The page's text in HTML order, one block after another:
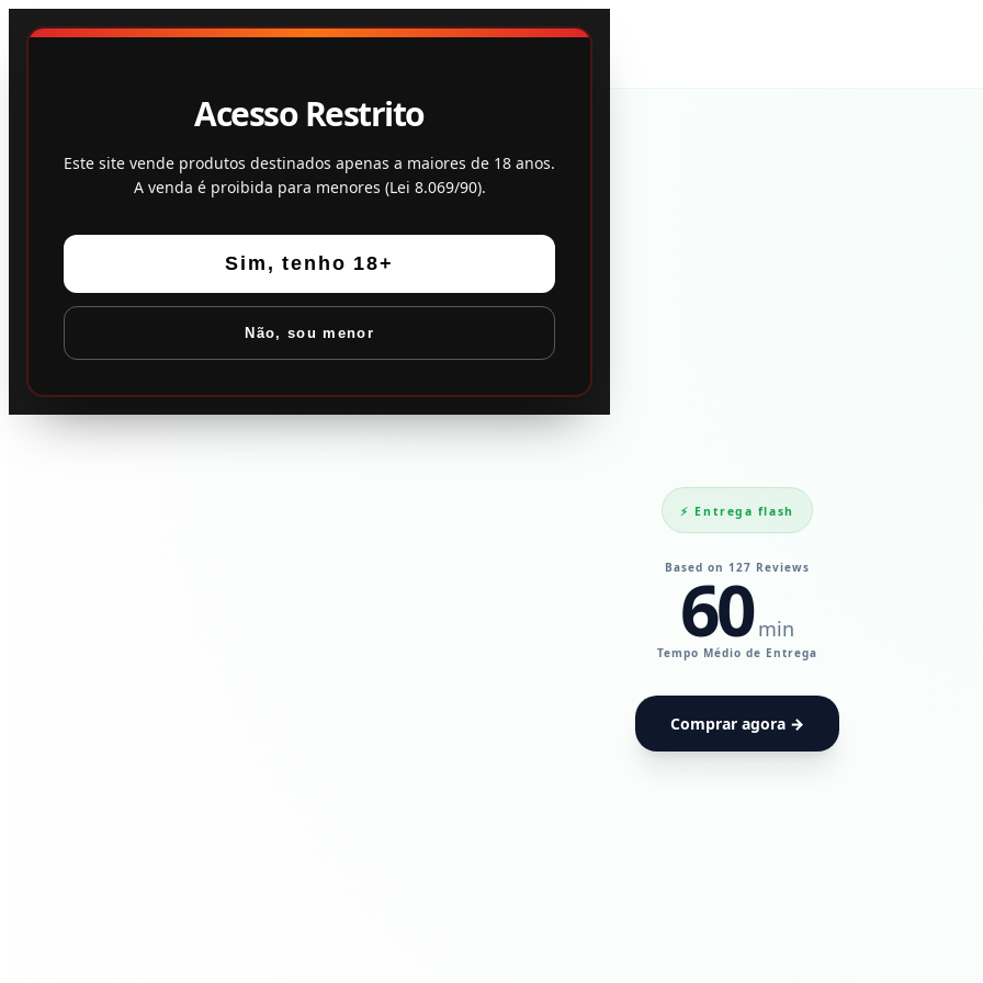
Acesso Restrito
Este site vende produtos destinados apenas a maiores de 18 anos.
A venda é proibida para menores (Lei 8.069/90).
Sim, tenho 18+
Não, sou menor
UdiaPods —
⚡ Entrega flash
Based on 127 Reviews
60min
Tempo Médio de Entrega
Comprar agora →